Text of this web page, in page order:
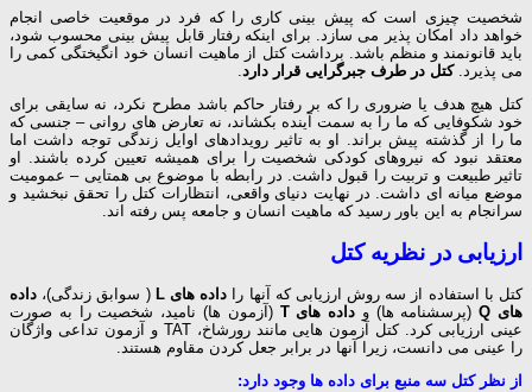
شخصیت چیزی است که پیش بینی کاری را که فرد در موقعیت خاصی انجام
خواهد داد امکان پذیر می سازد. برای اینکه رفتار قابل پیش بینی محسوب شود،
باید قانونمند و منظم باشد. برداشت کتل از ماهیت انسان خود انگیختگی کمی را
می پذیرد.کتل در طرف جبرگرایی قرار دارد.
کتل هیچ هدف یا ضروری را که بر رفتار حاکم باشد مطرح نکرد، نه سایقی برای
خود شکوفایی که ما را به سمت آینده بکشاند، نه تعارض های روانی – جنسی که
ما را از گذشته پیش براند. او به تاثیر رویدادهای اوایل زندگی توجه داشت اما
معتقد نبود که نیروهای کودکی شخصیت را برای همیشه تعیین کرده باشند. او
تاثیر طبیعت و تربیت را قبول داشت. در رابطه با موضوع بی همتایی – عمومیت
موضع میانه ای داشت. در نهایت دنیای واقعی، انتظارات کتل را تحقق نبخشید و
سرانجام به این باور رسید که ماهیت انسان و جامعه پس رفته اند.
ارزیابی در نظریه کتل
کتل با استفاده از سه روش ارزیابی که آنها را داده های L ( سوابق زندگی)، داده
های Q
(پرسشنامه ها) و داده های T
(آزمون ها) نامید، شخصیت را به صورت
عینی ارزیابی کرد. کتل آزمون هایی مانند رورشاخ، TAT و آزمون تداعی واژگان
را عینی می دانست، زیرا آنها در برابر جعل کردن مقاوم هستند.
از نظر کتل سه منبع برای داده ها وجود دارد: